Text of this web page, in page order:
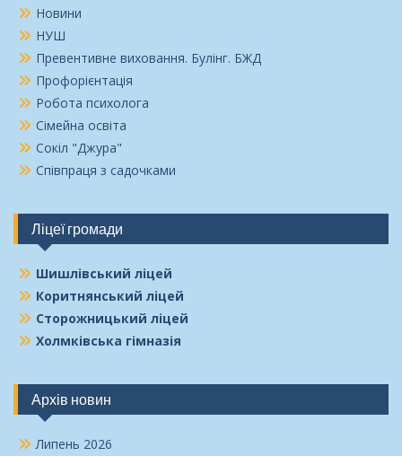
Новини
НУШ
Превентивне виховання. Булінг. БЖД
Профорієнтація
Робота психолога
Сімейна освіта
Сокіл "Джура"
Співпраця з садочками
Ліцеї громади
Шишлівський ліцей
Коритнянський ліцей
Сторожницький ліцей
Холмківська гімназія
Архів новин
Липень 2026